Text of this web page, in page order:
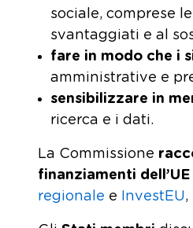
sociale, comprese
svantaggiati e al
fare in modo che i
amministrative e
sensibilizzare in
ricerca e i dati.
La Commissione
finanziamenti
regionale e InvestEU,